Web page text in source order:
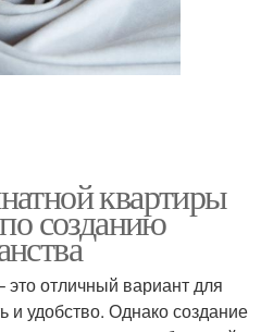
квартиры
созданию
отличный вариант для
и удобство. Однако создание